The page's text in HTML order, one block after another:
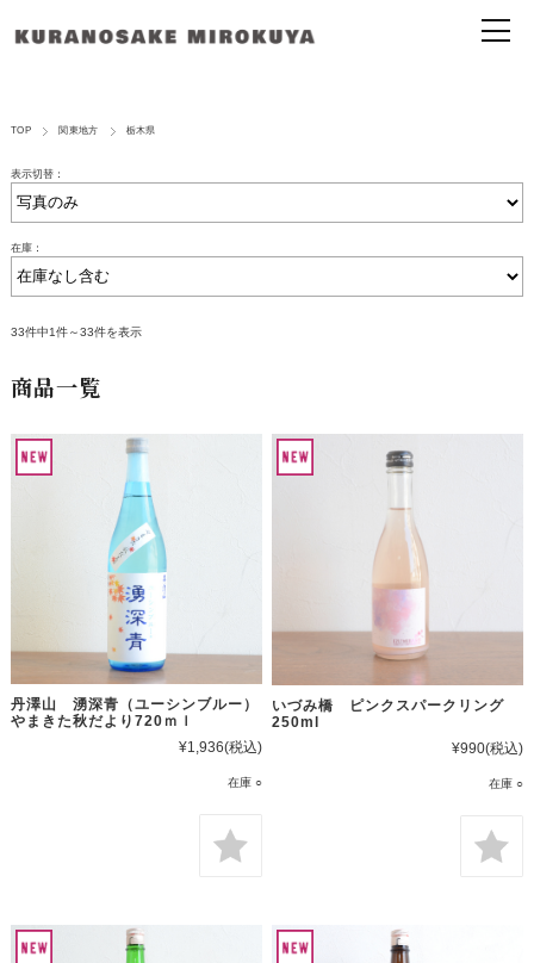
TOP 関東地方 栃木県
表示切替：
在庫：
33件中1件～33件を表示
商品一覧
丹澤山 湧深青（ユーシンブルー）
やまきた秋だより720ｍｌ
¥1,936(税込)
在庫 ○
いづみ橋 ピンクスパークリング
250ml
¥990(税込)
在庫 ○